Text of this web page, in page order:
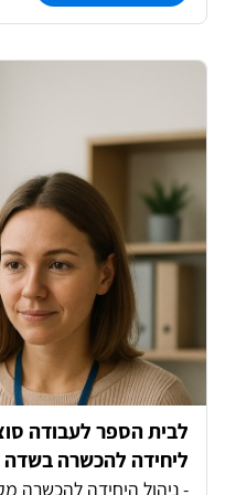
לבית הספר לעבודה
ליחידה להכשרה בשדה
- ניהול היחידה להכשרה